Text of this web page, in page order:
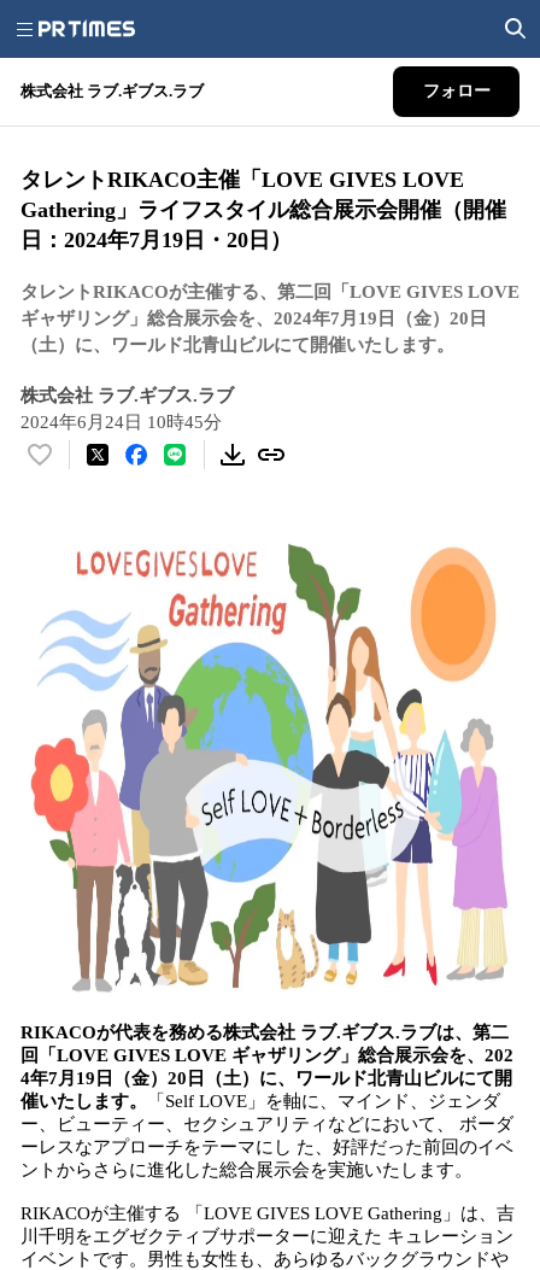
株式会社 ラブ.ギブス.ラブ フォロー
タレントRIKACO主催「LOVE GIVES LOVE
Gathering」ライフスタイル総合展示会開催（開催
日：2024年7月19日・20日）
タレントRIKACOが主催する、第二回「LOVE GIVES LOVE
ギャザリング」総合展示会を、2024年7月19日（金）20日
（土）に、ワールド北青山ビルにて開催いたします。
株式会社 ラブ.ギブス.ラブ
2024年6月24日 10時45分
い
読
み
込
で
す
RIKACOが代表を務める株式会社 ラブ.ギブス.ラブは、第二
回「LOVE GIVES LOVE ギャザリング」総合展示会を、202
4年7月19日（金）20日（土）に、ワールド北青山ビルにて開
催いたします。
「Self LOVE」を軸に、マインド、ジェンダ
ー、ビューティー、セクシュアリティなどにおいて、 ボーダ
ーレスなアプローチをテーマにし た、好評だった前回のイベ
ントからさらに進化した総合展示会を実施いたします。
RIKACOが主催する 「LOVE GIVES LOVE Gathering」は、吉
川千明をエグゼクティブサポーターに迎えた キュレーション
イベントです。男性も女性も、あらゆるバックグラウンドや